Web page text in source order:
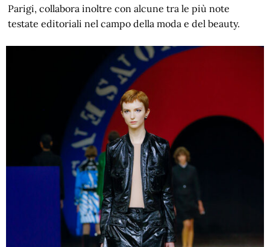
Parigi, collabora inoltre con alcune tra le più note
testate editoriali nel campo della moda e del beauty.